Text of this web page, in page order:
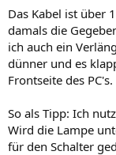
Das Kabel ist über
damals die
ich auch ein
dünner und es
Frontseite des PC's.
So als Tipp: Ich
Wird die Lampe
für den Schalter